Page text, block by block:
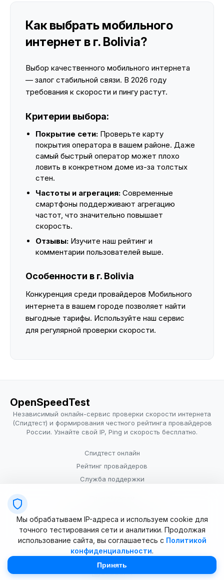
Как выбрать мобильного
интернет в г. Bolivia?
Выбор качественного мобильного интернета
— залог стабильной связи. В 2026 году
требования к скорости и пингу растут.
Критерии выбора:
Покрытие сети: Проверьте карту
покрытия оператора в вашем районе. Даже
самый быстрый оператор может плохо
ловить в конкретном доме из-за толстых
стен.
Частоты и агрегация: Современные
смартфоны поддерживают агрегацию
частот, что значительно повышает
скорость.
Отзывы: Изучите наш рейтинг и
комментарии пользователей выше.
Особенности в г. Bolivia
Конкуренция среди провайдеров Мобильного
интернета в вашем городе позволяет найти
выгодные тарифы. Используйте наш сервис
для регулярной проверки скорости.
OpenSpeedTest
Независимый онлайн-сервис проверки скорости интернета
(Спидтест) и формирования честного рейтинга провайдеров
России. Узнайте свой IP, Ping и скорость бесплатно.
Спидтест онлайн
Рейтинг провайдеров
Служба поддержки
Условия использования
© 2025–2026 OpenSpeedTest (ИП Долматова В.В.). Все права
Мы обрабатываем IP-адреса и используем cookie для
точного тестирования сети и аналитики. Продолжая
использование сайта, вы соглашаетесь с Политикой
конфиденциальности.
Принять